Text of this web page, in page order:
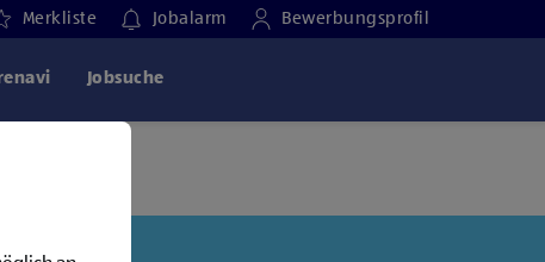
Merkliste Jobalarm Bewerbungsprofil
Jobsuche